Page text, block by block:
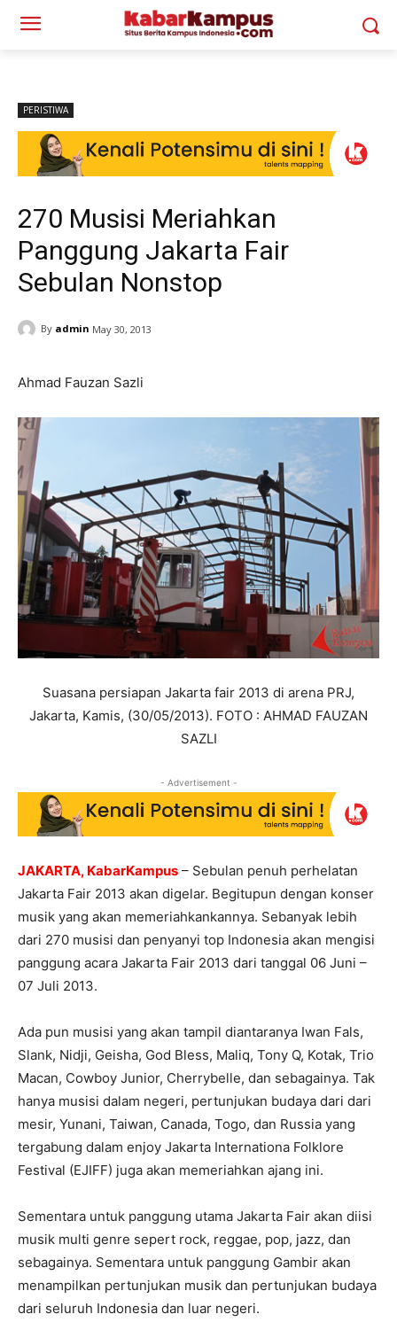
PERISTIWA
270 Musisi Meriahkan
Panggung Jakarta Fair
Sebulan Nonstop
By admin May 30, 2013
Ahmad Fauzan Sazli
Suasana persiapan Jakarta fair 2013 di arena PRJ,
Jakarta, Kamis, (30/05/2013). FOTO : AHMAD FAUZAN
SAZLI
- Advertisement -
JAKARTA, KabarKampus – Sebulan penuh perhelatan
Jakarta Fair 2013 akan digelar. Begitupun dengan konser
musik yang akan memeriahkankannya. Sebanyak lebih
dari 270 musisi dan penyanyi top Indonesia akan mengisi
panggung acara Jakarta Fair 2013 dari tanggal 06 Juni –
07 Juli 2013.
Ada pun musisi yang akan tampil diantaranya Iwan Fals,
Slank, Nidji, Geisha, God Bless, Maliq, Tony Q, Kotak, Trio
Macan, Cowboy Junior, Cherrybelle, dan sebagainya. Tak
hanya musisi dalam negeri, pertunjukan budaya dari dari
mesir, Yunani, Taiwan, Canada, Togo, dan Russia yang
tergabung dalam enjoy Jakarta Internationa Folklore
Festival (EJIFF) juga akan memeriahkan ajang ini.
Sementara untuk panggung utama Jakarta Fair akan diisi
musik multi genre sepert rock, reggae, pop, jazz, dan
sebagainya. Sementara untuk panggung Gambir akan
menampilkan pertunjukan musik dan pertunjukan budaya
dari seluruh Indonesia dan luar negeri.